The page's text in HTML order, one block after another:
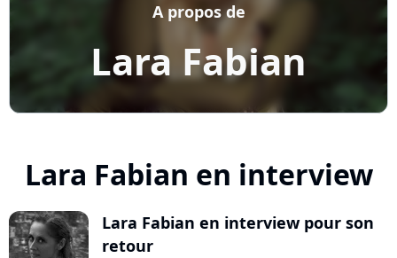
Lara Fabian
A propos de
Lara Fabian en interview
Lara Fabian en interview pour son
retour